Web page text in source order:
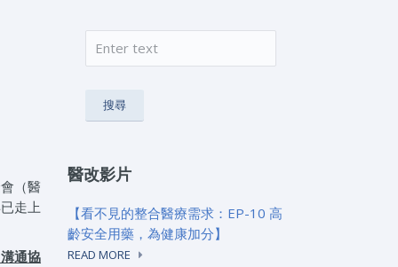
（醫
走上
通協
搜尋表單
搜尋
醫改影片
【看不見的整合醫療需求：EP-10 高
齡安全用藥，為健康加分】
READ MORE